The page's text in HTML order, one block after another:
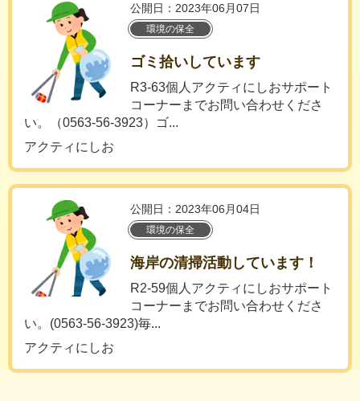
公開日：2023年06月07日
環境の保全
ゴミ拾いしています
R3-63個人アクティにしおサポート
コーナーまでお問い合わせくださ
い。（0563-56-3923）ゴ...
アクティにしお
公開日：2023年06月04日
環境の保全
海岸の清掃活動しています！
R2-59個人アクティにしおサポート
コーナーまでお問い合わせくださ
い。(0563-56-3923)毎...
アクティにしお